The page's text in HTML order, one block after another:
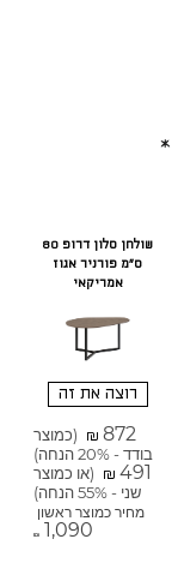
שולחן סלון דרופ 80
ס"מ פורניר אגוז
אמריקאי
רוצה את זה
₪ 872
(כמוצר
בודד - 20% הנחה)
₪ 491
(או כמוצר
שני - 55% הנחה)
מחיר כמוצר ראשון
₪ 1,090